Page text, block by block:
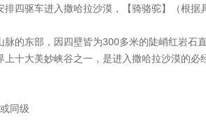
四驱车进入撒哈拉沙漠，【骑骆驼】（根据
的东部，因四壁皆为300多米的陡峭红岩
十大美妙峡谷之一，是进入撒哈拉沙漠的必
同级